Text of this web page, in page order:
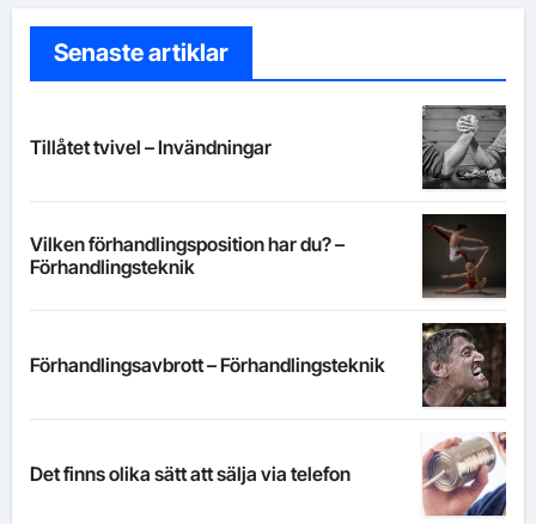
Senaste artiklar
Tillåtet tvivel – Invändningar
Vilken förhandlingsposition har du? –
Förhandlingsteknik
Förhandlingsavbrott – Förhandlingsteknik
Det finns olika sätt att sälja via telefon